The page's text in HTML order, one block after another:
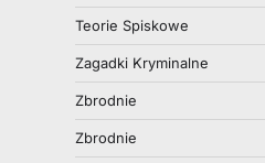
Teorie Spiskowe
Zagadki Kryminalne
Zbrodnie
Zbrodnie